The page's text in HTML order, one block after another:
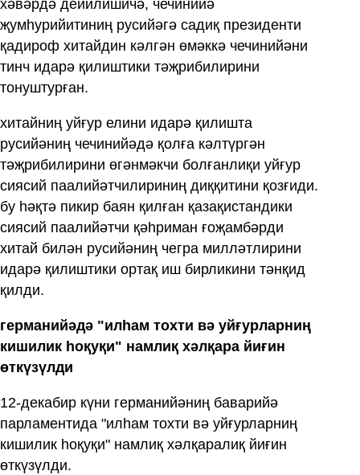
хәвәрдә дейилишичә, чечинийә
җумһурийитиниң русийәгә садиқ президенти
қадироф хитайдин кәлгән өмәккә чечинийәни
тинч идарә қилиштики тәҗрибилирини
тонуштурған.
хитайниң уйғур елини идарә қилишта
русийәниң чечинийәдә қолға кәлтүргән
тәҗрибилирини өгәнмәкчи болғанлиқи уйғур
сиясий паалийәтчилириниң диққитини қозғиди.
бу һәқтә пикир баян қилған қазақистандики
сиясий паалийәтчи қәһриман ғоҗамбәрди
хитай билән русийәниң чегра милләтлирини
идарә қилиштики ортақ иш бирликини тәнқид
қилди.
германийәдә "илһам тохти вә уйғурларниң
кишилик һоқуқи" намлиқ хәлқара йиғин
өткүзүлди
12-декабир күни германийәниң баварийә
парламентида "илһам тохти вә уйғурларниң
кишилик һоқуқи" намлиқ хәлқаралиқ йиғин
өткүзүлди.